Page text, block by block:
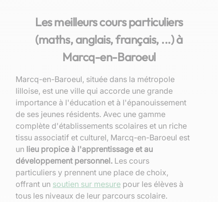
Les meilleurs cours particuliers
(maths, anglais, français, ...) à
Marcq-en-Baroeul
Marcq-en-Baroeul, située dans la métropole
lilloise, est une ville qui accorde une grande
importance à l'éducation et à l'épanouissement
de ses jeunes résidents. Avec une gamme
complète d'établissements scolaires et un riche
tissu associatif et culturel, Marcq-en-Baroeul est
un lieu propice à l'apprentissage et au
développement personnel. Les cours
particuliers y prennent une place de choix,
offrant un soutien sur mesure pour les élèves à
tous les niveaux de leur parcours scolaire.